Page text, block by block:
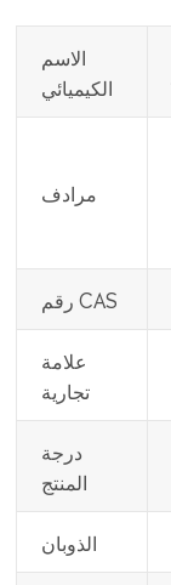
الاسم
الكيميائي
مرادف
رقم CAS
علامة
تجارية
درجة
المنتج
الذوبان